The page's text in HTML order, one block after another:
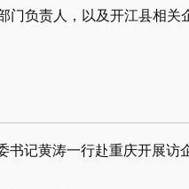
负责人，以及开江县相关
记黄涛一行赴重庆开展访